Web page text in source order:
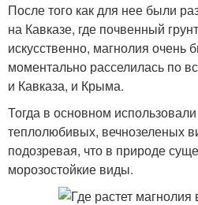
После того как для нее были
на Кавказе, где почвенный
искусственно, магнолия очень
моментально расселилась по
и Кавказа, и Крыма.
Тогда в основном
теплолюбивых, вечнозеленых
подозревая, что в природе
морозостойкие виды.